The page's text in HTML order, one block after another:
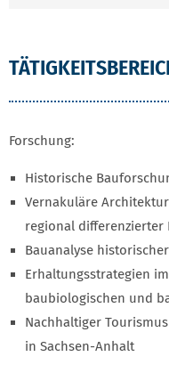
Forschung:
Historische
Vernakuläre
regional differenzierter
Bauanalyse
Erhaltungsstrategien
baubiologischen und
Nachhaltiger
in Sachsen-Anhalt